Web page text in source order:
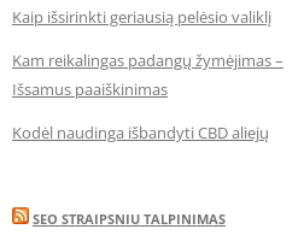
Kaip išsirinkti geriausią pelėsio valiklį
Kam reikalingas padangų žymėjimas –
Išsamus paaiškinimas
Kodėl naudinga išbandyti CBD aliejų
SEO STRAIPSNIU TALPINIMAS